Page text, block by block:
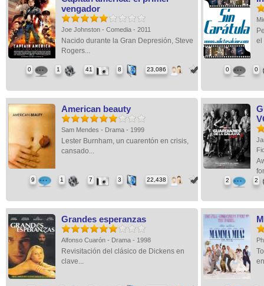
vengador
Joe Johnston - Comedia - 2011
Nacido durante la Gran Depresión, Steve
Rogers...
0 1 41 8 23,086
el
0 0
American beauty
Sam Mendes - Drama - 1999
Lester Burnham, un cuarentón en crisis,
cansado...
9 1 7 3 22,438 2 2
Grandes esperanzas
Alfonso Cuarón - Drama - 1998
Revisitación del clásico de Dickens en
clave...